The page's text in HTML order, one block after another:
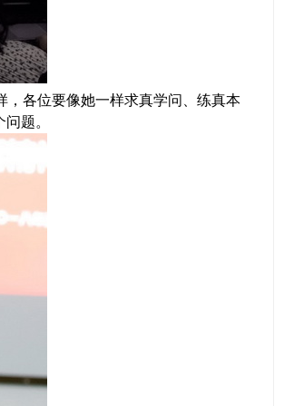
，各位要像她一样求真学问、练真本
题。